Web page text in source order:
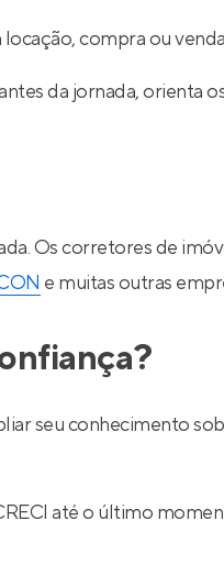
compra ou
da jornada, orienta
Os corretores de
e muitas outras
seu conhecimento
até o último